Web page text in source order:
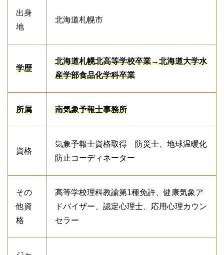
出身
地
北海道札幌市
学歴
北海道札幌北高等学校卒業→北海道大学水
産学部食品化学科卒業
所属 南気象予報士事務所
資格
気象予報士資格取得 防災士、地球温暖化
防止コーディネーター
その
他資
格
高等学校理科教諭第1種免許、健康気象ア
ドバイザー、認定心理士、応用心理カウン
セラー